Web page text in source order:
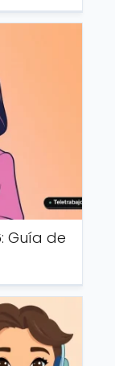
Guía de